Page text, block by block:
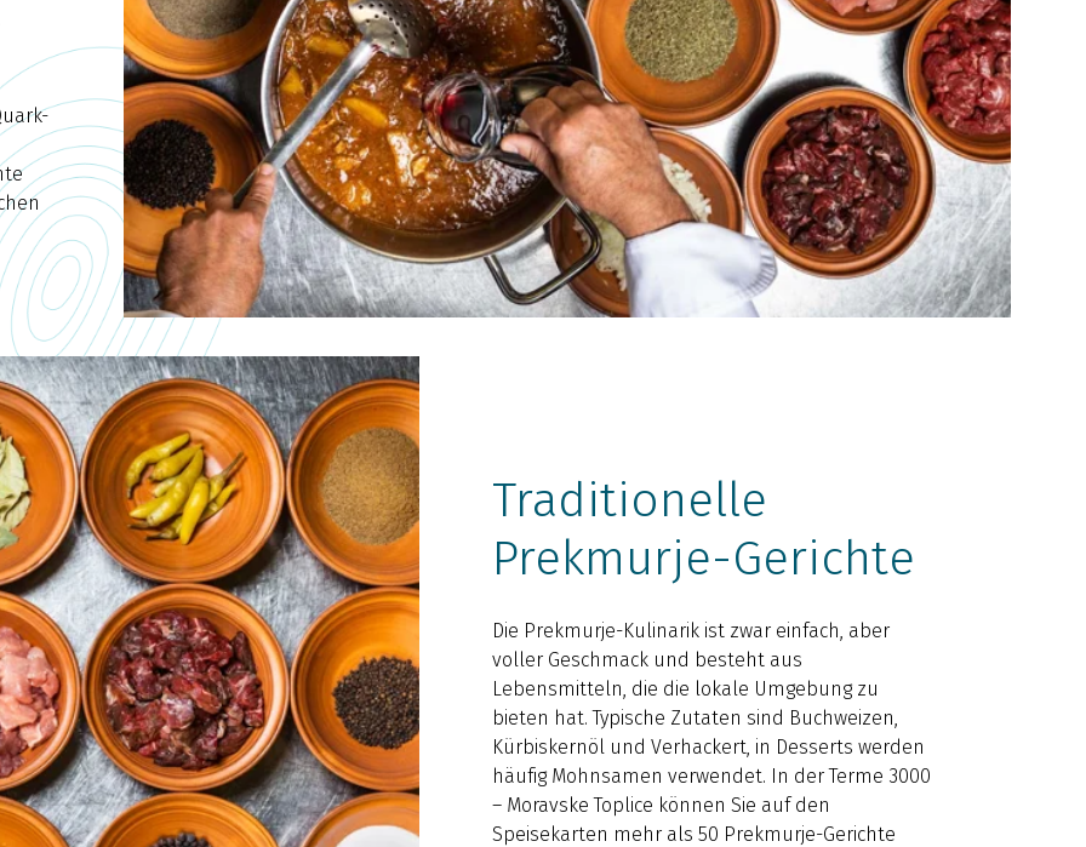
Traditionelle
Prekmurje-Gerichte
Die Prekmurje-Kulinarik ist zwar einfach, aber
voller Geschmack und besteht aus
Lebensmitteln, die die lokale Umgebung zu
bieten hat. Typische Zutaten sind Buchweizen,
Kürbiskernöl und Verhackert, in Desserts werden
häufig Mohnsamen verwendet. In der Terme 3000
– Moravske Toplice können Sie auf den
Speisekarten mehr als 50 Prekmurje-Gerichte